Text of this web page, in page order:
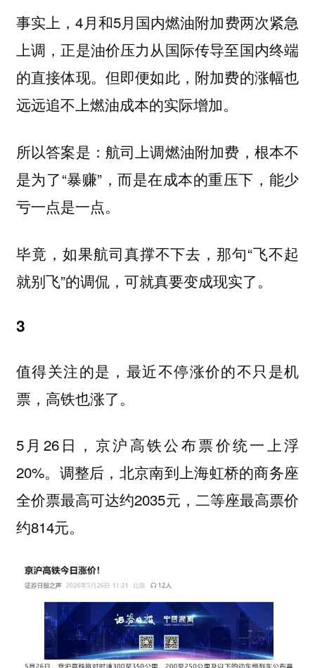
事实上，4月和5月国内燃油附加费两次紧急
上调，正是油价压力从国际传导至国内终端
的直接体现。但即便如此，附加费的涨幅也
远远追不上燃油成本的实际增加。
所以答案是：航司上调燃油附加费，根本不
是为了“暴赚”，而是在成本的重压下，能少
亏一点是一点。
毕竟，如果航司真撑不下去，那句“飞不起
就别飞”的调侃，可就真要变成现实了。
3
值得关注的是，最近不停涨价的不只是机
票，高铁也涨了。
5月26日，京沪高铁公布票价统一上浮
20%。调整后，北京南到上海虹桥的商务座
全价票最高可达约2035元，二等座最高票价
约814元。